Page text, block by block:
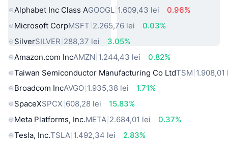
Alphabet Inc Class AGOOGL 1.609,43 lei
0.96%
Microsoft CorpMSFT 2.265,76 lei
0.03%
SilverSILVER 288,37 lei
3.05%
Amazon.com IncAMZN 1.244,43 lei
0.82%
Taiwan Semiconductor Manufacturing Co LtdTSM 1.908,01
Broadcom IncAVGO 1.935,38 lei
1.71%
SpaceXSPCX 608,28 lei
15.83%
Meta Platforms, Inc.META 2.684,01 lei
0.37%
Tesla, Inc.TSLA 1.492,34 lei
2.83%